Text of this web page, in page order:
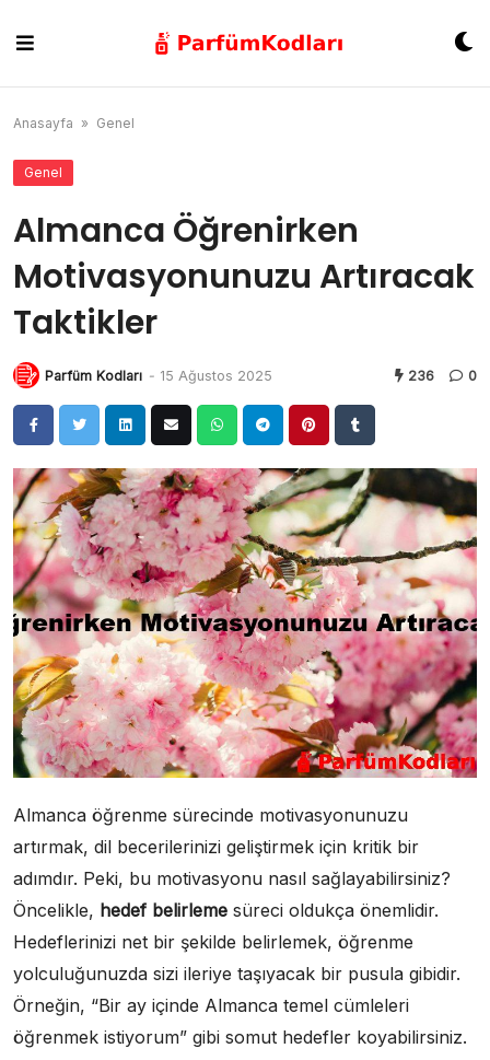
content
Anasayfa » Genel
Genel
Almanca Öğrenirken
Motivasyonunuzu Artıracak
Taktikler
Parfüm Kodları - 15 Ağustos 2025 236 0
Almanca öğrenme sürecinde motivasyonunuzu
artırmak, dil becerilerinizi geliştirmek için kritik bir
adımdır. Peki, bu motivasyonu nasıl sağlayabilirsiniz?
Öncelikle, hedef belirleme süreci oldukça önemlidir.
Hedeflerinizi net bir şekilde belirlemek, öğrenme
yolculuğunuzda sizi ileriye taşıyacak bir pusula gibidir.
Örneğin, “Bir ay içinde Almanca temel cümleleri
öğrenmek istiyorum” gibi somut hedefler koyabilirsiniz.